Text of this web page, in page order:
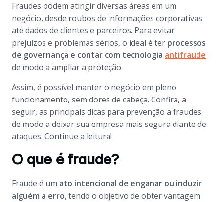
Fraudes podem atingir diversas áreas em um
negócio, desde roubos de informações corporativas
até dados de clientes e parceiros. Para evitar
prejuízos e problemas sérios, o ideal é ter processos
de governança e contar com tecnologia antifraude
de modo a ampliar a proteção.
Assim, é possível manter o negócio em pleno
funcionamento, sem dores de cabeça. Confira, a
seguir, as principais dicas para prevenção a fraudes
de modo a deixar sua empresa mais segura diante de
ataques. Continue a leitura!
O que é fraude?
Fraude é um ato intencional de enganar ou induzir
alguém a erro, tendo o objetivo de obter vantagem